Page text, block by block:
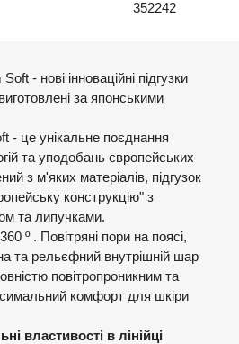
352242
- нові інноваційні підгузки
за японськими
- це унікальне поєднання
та уподобань європейських
з м'яких матеріалів, підгузок
конструкцію" з
та липучками.
º . Повітряні пори на поясі,
та рельєфний внутрішній шар
повітропроникним та
комфорт для шкіри
властивості в лінійці